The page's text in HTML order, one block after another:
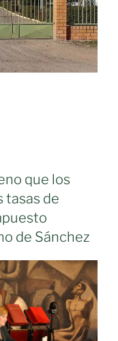
que los
tasas de
de Sánchez